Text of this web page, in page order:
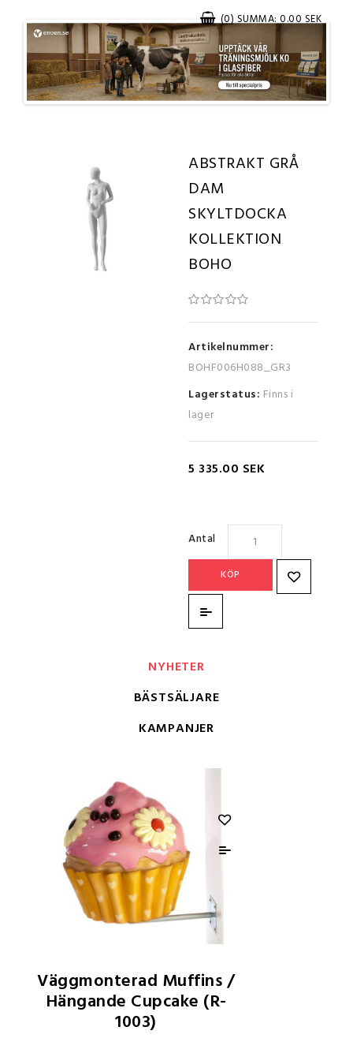
(0) SUMMA: 0.00 SEK
ABSTRAKT GRÅ
DAM
SKYLTDOCKA
KOLLEKTION
BOHO
Artikelnummer:
BOHF006H088_GR3
Lagerstatus: Finns i
lager
5 335.00 SEK
Antal
KÖP
NYHETER
BÄSTSÄLJARE
KAMPANJER
Väggmonterad Muffins /
Hängande Cupcake (R-
1003)